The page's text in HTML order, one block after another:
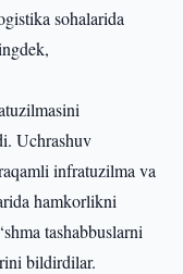
sohalarida
Uchrashuv
infratuzilma va
hamkorlikni
tashabbuslarni
bildirdilar.